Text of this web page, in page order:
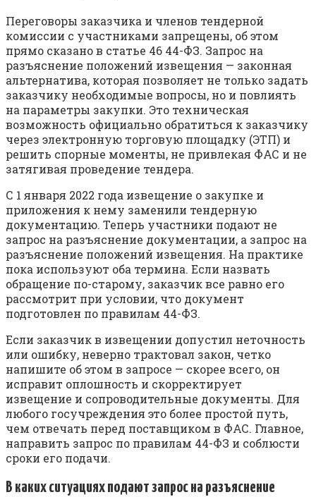
Переговоры заказчика и членов тендерной
комиссии с участниками запрещены, об этом
прямо сказано в статье 46 44-ФЗ. Запрос на
разъяснение положений извещения — законная
альтернатива, которая позволяет не только задать
заказчику необходимые вопросы, но и повлиять
на параметры закупки. Это техническая
возможность официально обратиться к заказчику
через электронную торговую площадку (ЭТП) и
решить спорные моменты, не привлекая ФАС и не
затягивая проведение тендера.
С 1 января 2022 года извещение о закупке и
приложения к нему заменили тендерную
документацию. Теперь участники подают не
запрос на разъяснение документации, а запрос на
разъяснение положений извещения. На практике
пока используют оба термина. Если назвать
обращение по-старому, заказчик все равно его
рассмотрит при условии, что документ
подготовлен по правилам 44-ФЗ.
Если заказчик в извещении допустил неточность
или ошибку, неверно трактовал закон, четко
напишите об этом в запросе — скорее всего, он
исправит оплошность и скорректирует
извещение и сопроводительные документы. Для
любого госучреждения это более простой путь,
чем отвечать перед поставщиком в ФАС. Главное,
направить запрос по правилам 44-ФЗ и соблюсти
сроки его подачи.
В каких ситуациях подают запрос на разъяснение